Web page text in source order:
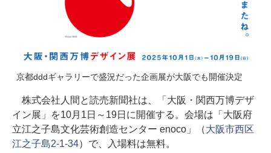
京都dddギャラリーで盛況だった企画展が大阪でも開催決定
株式会社人間と読売新聞社は、「大阪・関西万博デザ
イン展」を10月1日～19日に開催する。会場は「大阪府
立江之子島文化芸術創造センター enoco」（大阪市西区
江之子島2-1-34）で、入場料は無料。